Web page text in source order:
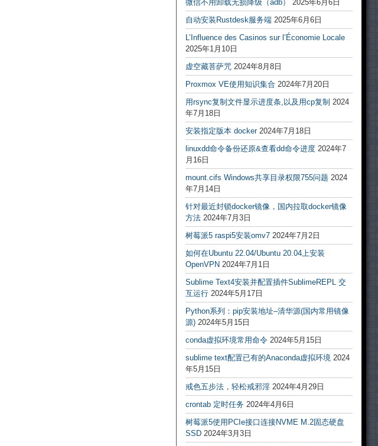
微信不用卸载无损降级（adb）
2025年6月6日
自动安装Rustdesk服务端 2025年6月6日
L’Influence des Casinos sur l’Économie Locale
2025年1月10日
虚空藏菩萨咒 2024年8月8日
Proxmox VE使用知识集合 2024年7月20日
用rsync复制文件显示进度条,以及用cp复制 2024
年7月18日
安装指定版本 docker 2024年7月18日
linuxdd命令备份还原&查看dd命令进度 2024年7
月16日
mount.cifs Windows共享目录权限755问题 2024
年7月14日
针对最近封锁docker镜像，国内拉取docker镜像
方法 2024年7月3日
树莓派5 raspi5安装omv7 2024年7月2日
如何在Ubuntu 22.04/Ubuntu 20.04上安装
OpenVPN 2024年7月1日
Sublime Text4安装并配置插件SublimeREPL 交
互运行 2024年5月17日
Python系列：pip安装地址–清华源(国内常用镜像
源) 2024年5月15日
conda虚拟环境常用命令 2024年5月15日
sublime text配置已有的Anaconda虚拟环境 2024
年5月15日
戒色五步法，轻松戒邪淫 2024年4月29日
crontab 定时任务 2024年4月6日
树莓派5使用PCIe接口连接NVME M.2固态硬盘
SSD 2024年3月3日